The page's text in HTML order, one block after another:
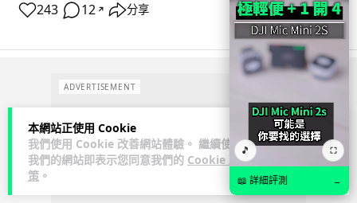
本網站正使用 Cookie
我們使用 Cookie 改善網站體驗。 繼續使用
我們的網站即表示您同意我們的 Cookie 政
策 。
243 12 ↗ 分享
ADVERTISEMENT
🎵 ⛶
📖 詳細評測 →